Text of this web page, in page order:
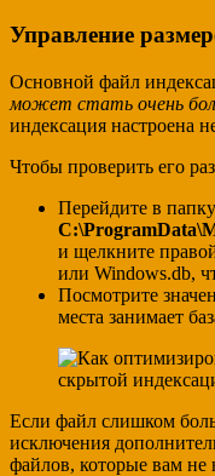
Управление
Основной файл
может стать очень
индексация настроена
Чтобы проверить его
Перейдите в папку
и щелкните
или Windows.db,
Посмотрите
места занимает
Если файл слишком
исключения
файлов, которые вам